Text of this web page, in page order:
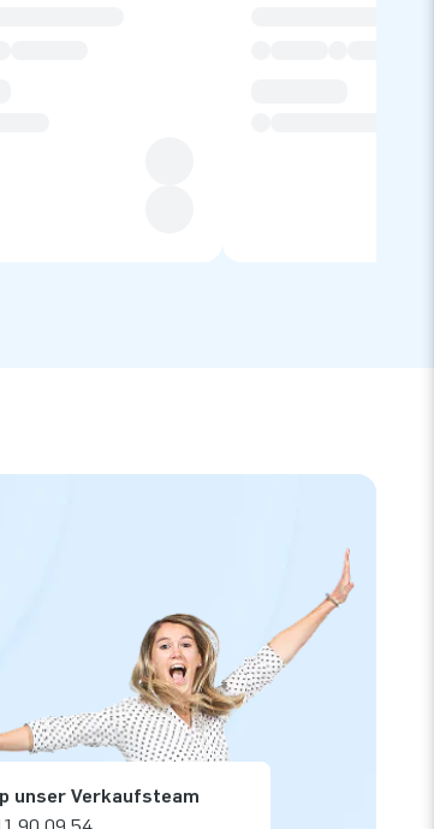
unser Verkaufsteam